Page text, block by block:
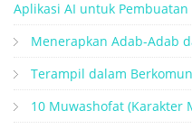
Aplikasi AI untuk Pembuatan
Menerapkan Adab-Adab
Terampil dalam
10 Muwashofat (Karakter